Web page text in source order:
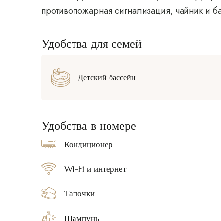
противопожарная сигнализация, чайник и
Удобства для семей
Детский бассейн
Удобства в номере
Кондиционер
Wi-Fi и интернет
Тапочки
Шампунь